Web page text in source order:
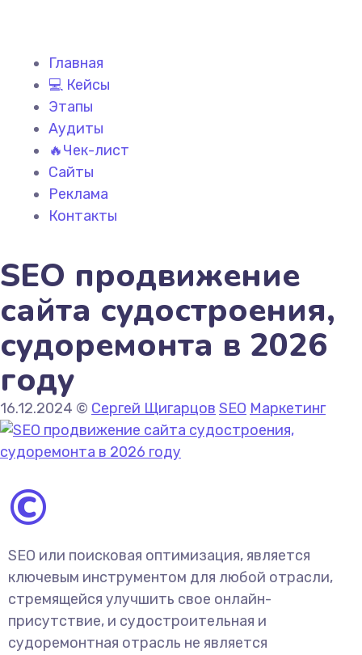
Главная
💻 Кейсы
Этапы
Аудиты
🔥Чек-лист
Сайты
Реклама
Контакты
SEO продвижение
сайта судостроения,
судоремонта в 2026
году
16.12.2024 © Сергей Щигарцов SEO Маркетинг
©
SEO или поисковая оптимизация, является
ключевым инструментом для любой отрасли,
стремящейся улучшить свое онлайн-
присутствие, и судостроительная и
судоремонтная отрасль не является